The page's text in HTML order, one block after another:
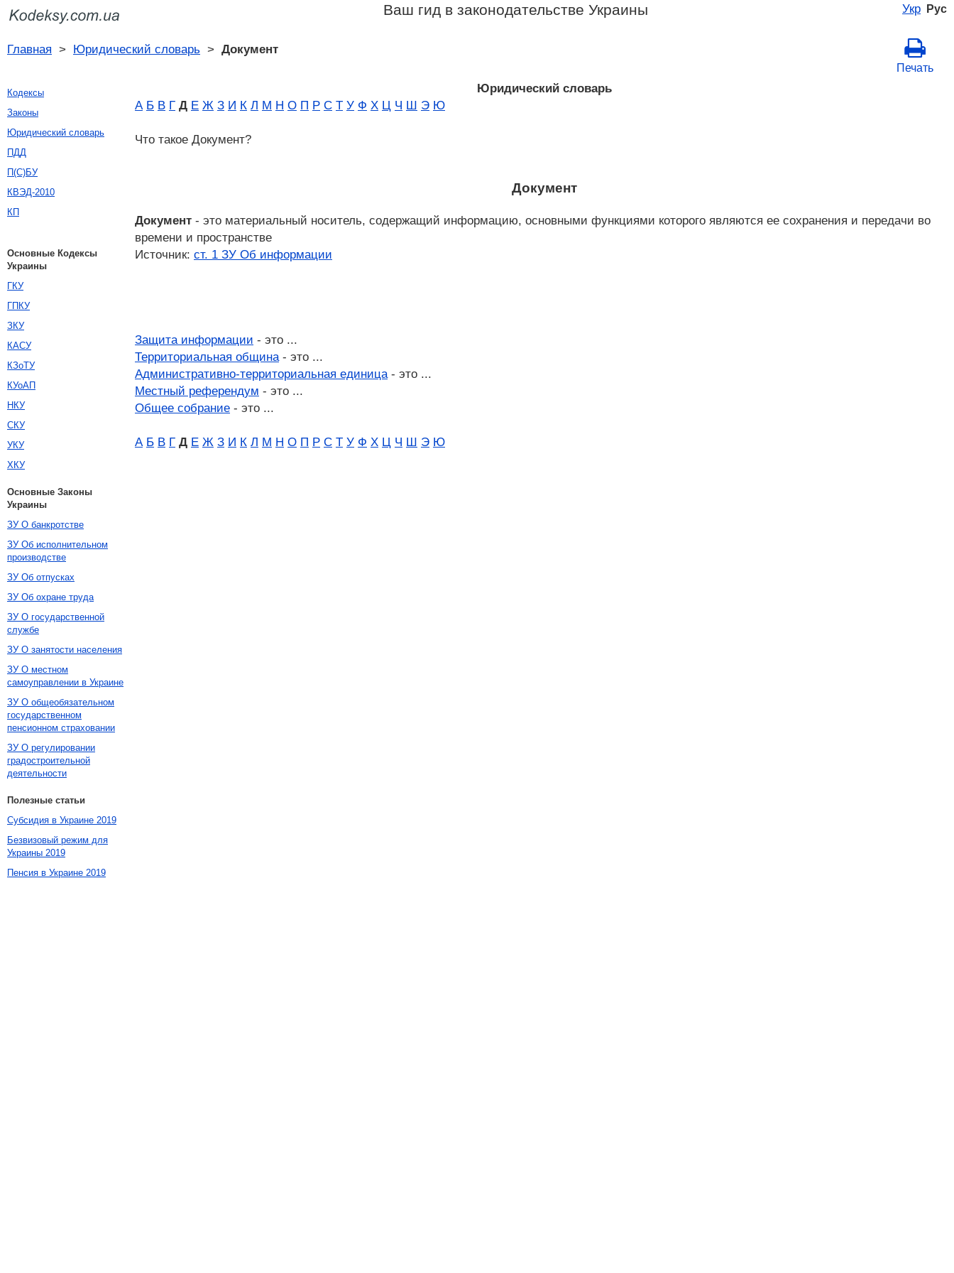
Укр Рус
Ваш гид в законодательстве Украины
Главная > Юридический словарь > Документ
Печать
Юридический словарь
А Б В Г Д Е Ж З И К Л М Н О П Р С Т У Ф Х Ц Ч Ш Э Ю
Что такое Документ?
Документ
Документ - это материальный носитель, содержащий информацию, основными функциями которого являются ее сохранения и передачи во
времени и пространстве
Источник: ст. 1 ЗУ Об информации
Защита информации - это ...
Территориальная община- это ...
Административно-территориальная единица- это ...
Местный референдум - это ...
Общее собрание - это ...
А Б В Г Д Е Ж З И К Л М Н О П Р С Т У Ф Х Ц Ч Ш Э Ю
Кодексы
Законы
Юридический словарь
ПДД
П(С)БУ
КВЭД-2010
КП
Основные Кодексы
Украины
ГКУ
ГПКУ
ЗКУ
КАСУ
КЗоТУ
КУоАП
НКУ
СКУ
УКУ
ХКУ
Основные Законы
Украины
ЗУ О банкротстве
ЗУ Об исполнительном
производстве
ЗУ Об отпусках
ЗУ Об охране труда
ЗУ О государственной
службе
ЗУ О занятости населения
ЗУ О местном
самоуправлении в Украине
ЗУ О общеобязательном
государственном
пенсионном страховании
ЗУ О регулировании
градостроительной
деятельности
Полезные статьи
Субсидия в Украине 2019
Безвизовый режим для
Украины 2019
Пенсия в Украине 2019